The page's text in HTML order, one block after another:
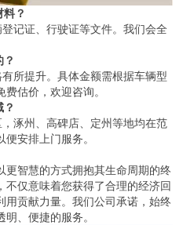
？
记证、行驶证等文件。我们会全
所提升。具体金额需根据车辆型
估价，欢迎咨询。
涿州、高碑店、定州等地均在范
安排上门服务。
更智慧的方式拥抱其生命周期的终
不仅意味着您获得了合理的经济回
用贡献力量。我们公司承诺，始终
、便捷的服务。